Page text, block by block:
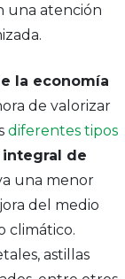
una atención
la economía
de valorizar
diferentes tipos
integral de
una menor
del medio
climático.
astillas